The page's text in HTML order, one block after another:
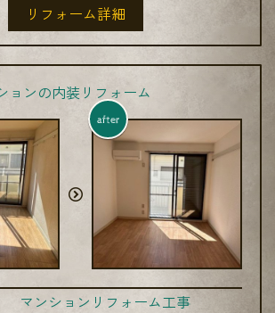
リフォーム詳細
ョンの内装リフォーム
after
マンションリフォーム工事